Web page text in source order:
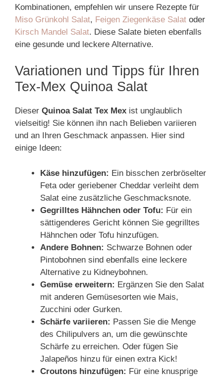
Kombinationen, empfehlen wir unsere Rezepte für
Miso Grünkohl Salat, Feigen Ziegenkäse Salat oder
Kirsch Mandel Salat. Diese Salate bieten ebenfalls
eine gesunde und leckere Alternative.
Variationen und Tipps für Ihren
Tex-Mex Quinoa Salat
Dieser Quinoa Salat Tex Mex ist unglaublich
vielseitig! Sie können ihn nach Belieben variieren
und an Ihren Geschmack anpassen. Hier sind
einige Ideen:
Käse hinzufügen: Ein bisschen zerbröselter
Feta oder geriebener Cheddar verleiht dem
Salat eine zusätzliche Geschmacksnote.
Gegrilltes Hähnchen oder Tofu: Für ein
sättigenderes Gericht können Sie gegrilltes
Hähnchen oder Tofu hinzufügen.
Andere Bohnen: Schwarze Bohnen oder
Pintobohnen sind ebenfalls eine leckere
Alternative zu Kidneybohnen.
Gemüse erweitern: Ergänzen Sie den Salat
mit anderen Gemüsesorten wie Mais,
Zucchini oder Gurken.
Schärfe variieren: Passen Sie die Menge
des Chilipulvers an, um die gewünschte
Schärfe zu erreichen. Oder fügen Sie
Jalapeños hinzu für einen extra Kick!
Croutons hinzufügen: Für eine knusprige